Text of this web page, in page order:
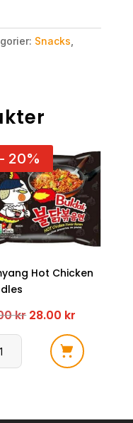
Snacks
- 20%
Hot Chicken
kr Opprinnelig
28.00 kr
pris
er: